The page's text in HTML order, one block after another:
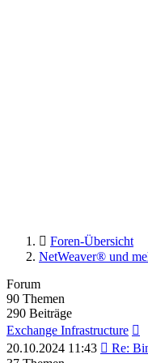
Foren-Übersicht
NetWeaver® und
Forum
90 Themen
290 Beiträge
Exchange Infrastructure
20.10.2024 11:43
Re: